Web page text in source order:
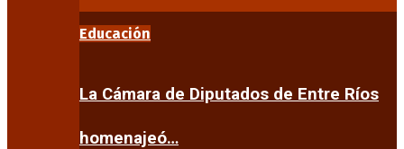
Educación
La Cámara de Diputados de Entre Ríos
homenajeó…